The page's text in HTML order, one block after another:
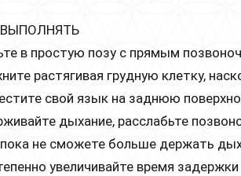
в простую позу с прямым
растягивая грудную клетку,
свой язык на заднюю
дыхание, расслабьте
пока не сможете больше держать
увеличивайте время